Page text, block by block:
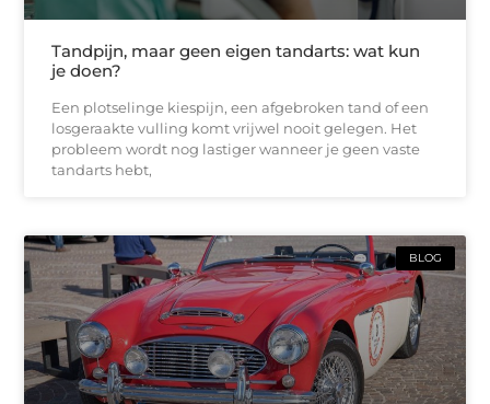
Tandpijn, maar geen eigen tandarts: wat kun
je doen?
Een plotselinge kiespijn, een afgebroken tand of een
losgeraakte vulling komt vrijwel nooit gelegen. Het
probleem wordt nog lastiger wanneer je geen vaste
tandarts hebt,
BLOG